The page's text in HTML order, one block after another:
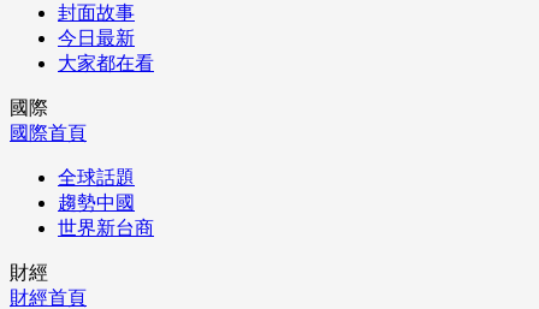
封面故事
今日最新
大家都在看
國際
國際首頁
全球話題
趨勢中國
世界新台商
財經
財經首頁